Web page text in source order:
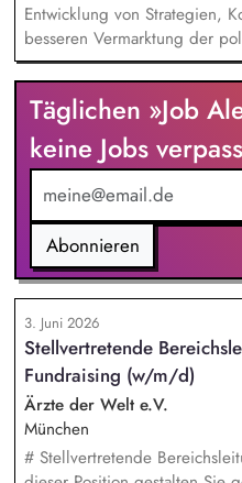
Entwicklung von Strategien,
besseren Vermarktung der
Aktivitäten des BUND
Unterstützung und
Ehrenamtlichen im BUND zur
Sichtbarkeit des BUND,
BUND-Auftritts bei
Täglichen »Job
keine Jobs
Abonnieren
3. Juni 2026
Stellvertretende
Fundraising (w/m/d)
Ärzte der Welt e.V.
München
# Stellvertretende